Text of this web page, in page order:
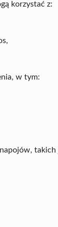
korzystać z:
w tym:
takich